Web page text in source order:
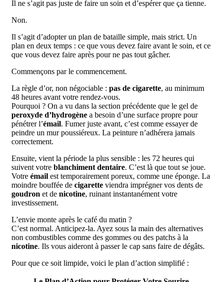
Il ne s’agit pas juste de faire un soin et d’espérer que ça tienne.
Non.
Il s’agit d’adopter un plan de bataille simple, mais strict. Un
plan en deux temps : ce que vous devez faire avant le soin, et ce
que vous devez faire après pour ne pas tout gâcher.
Commençons par le commencement.
La règle d’or, non négociable : pas de cigarette, au minimum
48 heures avant votre rendez-vous.
Pourquoi ? On a vu dans la section précédente que le gel de
peroxyde d’hydrogène a besoin d’une surface propre pour
pénétrer l’émail. Fumer juste avant, c’est comme essayer de
peindre un mur poussiéreux. La peinture n’adhérera jamais
correctement.
Ensuite, vient la période la plus sensible : les 72 heures qui
suivent votre blanchiment dentaire. C’est là que tout se joue.
Votre émail est temporairement poreux, comme une éponge. La
moindre bouffée de cigarette viendra imprégner vos dents de
goudron et de nicotine, ruinant instantanément votre
investissement.
L’envie monte après le café du matin ?
C’est normal. Anticipez-la. Ayez sous la main des alternatives
non combustibles comme des gommes ou des patchs à la
nicotine. Ils vous aideront à passer le cap sans faire de dégâts.
Pour que ce soit limpide, voici le plan d’action simplifié :